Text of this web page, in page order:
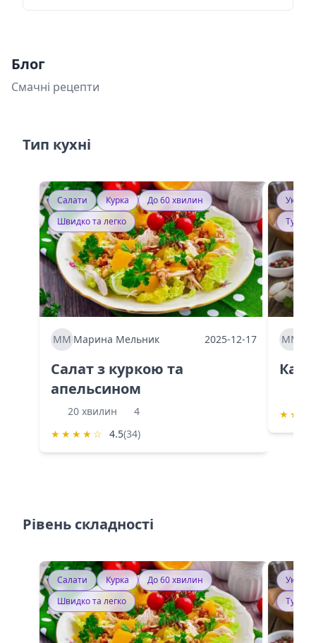
Блог
Смачні рецепти
Тип кухні
Салати Курка
До 60 хвилин
Швидко та легко
ММ Марина Мельник 2025-12-17
Салат з куркою та
апельсином
20 хвилин
4
★ ★ ★ ★ ☆ 4.5(34)
ММ
★ ★
Рівень складності
Салати Курка
До 60 хвилин
Швидко та легко